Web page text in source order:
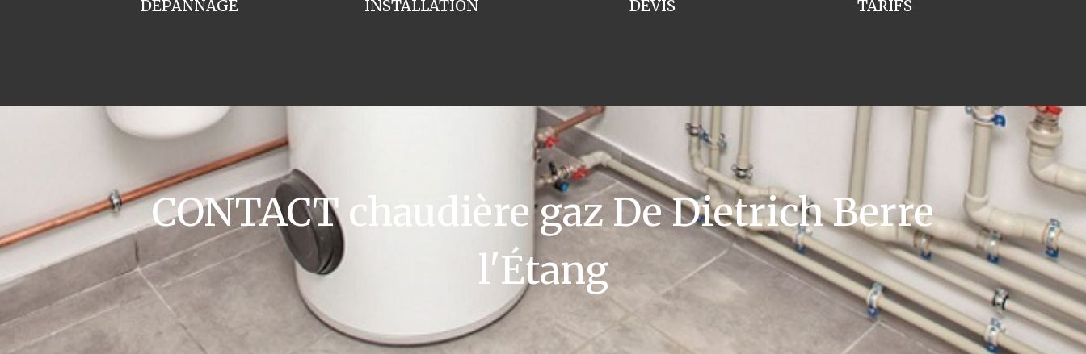
INSTALLATION
DEPANNAGE TARIFS
DEVIS
CONTACT chaudière gaz De Dietrich Berre
l'Étang